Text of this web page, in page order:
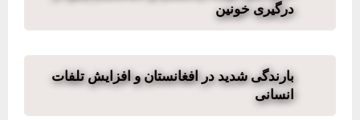
درگیری خونین
بارندگی شدید در افغانستان و افزایش تلفات
انسانی